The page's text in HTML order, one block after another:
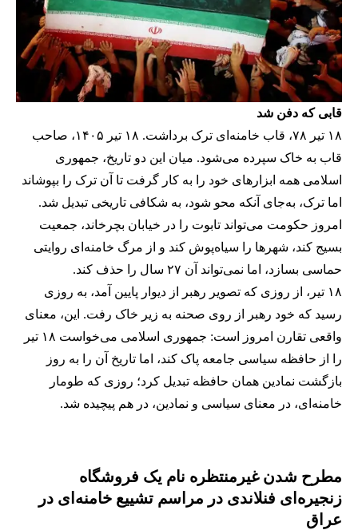
قابی که دفن شد
۱۸ تیر ۷۸، قاب خامنه‌ای ترک برداشت. ۱۸ تیر ۱۴۰۵، صاحب
قاب به خاک سپرده می‌شود. میان این دو تاریخ، جمهوری
اسلامی همه ابزارهای خود را به کار گرفت تا آن ترک را بپوشاند
اما ترک، به‌جای آنکه محو شود، به شکافی تاریخی تبدیل شد.
امروز حکومت می‌تواند تابوت را در خیابان بچرخاند، جمعیت
بسیج کند، شهرها را سیاه‌پوش کند و از مرگ خامنه‌ای روایتی
حماسی بسازد، اما نمی‌تواند آن ۲۷ سال را حذف کند.
۱۸ تیر، از روزی که تصویر رهبر از دیوار پایین آمد، به روزی
رسید که خود رهبر از روی صحنه به زیر خاک رفت. این، معنای
واقعی تقارن امروز است: جمهوری اسلامی می‌خواست ۱۸ تیر
را از حافظه سیاسی جامعه پاک کند، اما تاریخ آن را به روز
بازگشت نمادین همان حافظه تبدیل کرد؛ روزی که طومار
خامنه‌ای، در معنای سیاسی و نمادین، در هم پیچیده شد.
مطرح شدن غیرمنتظره نام یک فروشگاه
زنجیره‌ای فنلاندی در مراسم تشییع خامنه‌ای در
عراق